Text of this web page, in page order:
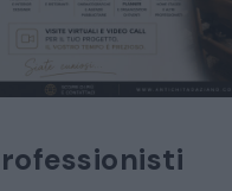
CATALOGO COMPLETO